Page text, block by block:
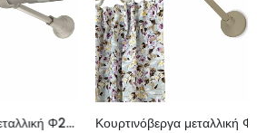
Κουρτινόβεργα μεταλλική Φ25 νίκελ ματ Αλόννησος Κ38-2510-5 Κουρτινόβεργα μεταλλική Φ25 ελιάς ανοιχτό-ελιάς σκούρο Κρήτη Κ40/2-2526-27